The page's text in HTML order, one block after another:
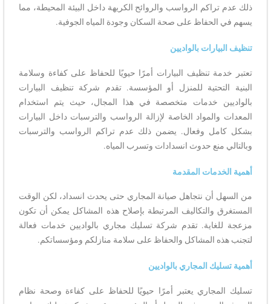
ذلك عدم تراكم الرواسب والروائح الكريهة داخل البيئة المحيطة، مما
يسهم في الحفاظ على صحة السكان وجودة المياه الجوفية.
تنظيف البيارات بالواديين
تعتبر خدمة تنظيف البيارات أمرًا حيويًا للحفاظ على كفاءة وسلامة
البنية التحتية للمنزل أو المؤسسة. تقدم شركة تنظيف البيارات
بالواديين خدمات متخصصة في هذا المجال، حيث يتم استخدام
المعدات والمواد الخاصة لإزالة الرواسب والترسبات داخل البيارات
بشكل كامل وفعال. يضمن ذلك عدم تراكم الرواسب والترسبات
وبالتالي منع حدوث انسدادات وتسرب المياه.
أهمية الخدمات المقدمة
من السهل أن نتجاهل صيانة المجاري حتى يحدث انسداد، لكن الوقت
المستغرق والتكاليف المرتبطة بإصلاح هذه المشاكل يمكن أن تكون
مزعجة للغاية. تقدم شركة تسليك مجاري بالواديين خدمات فعالة
لتجنب هذه المشاكل والحفاظ على سلامة منازلكم ومؤسساتكم.
أهمية تسليك المجاري بالواديين
تسليك المجاري يعتبر أمرًا حيويًا للحفاظ على كفاءة وصحة نظام